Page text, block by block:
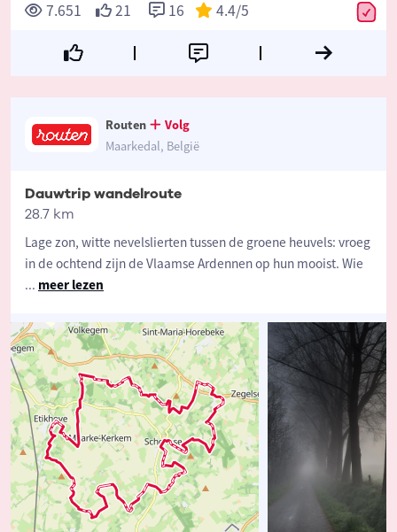
7.651 21 16 4.4/5
Routen
Volg
Maarkedal, België
Dauwtrip wandelroute
28.7 km
Lage zon, witte nevelslierten tussen de groene heuvels: vroeg
in de ochtend zijn de Vlaamse Ardennen op hun mooist. Wie
... meer lezen